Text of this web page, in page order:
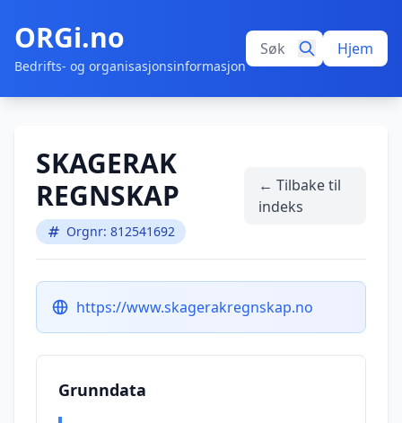
ORGi.no
Bedrifts- og organisasjonsinformasjon
Hjem
SKAGERAK
REGNSKAP
Orgnr: 812541692
← Tilbake til
indeks
https://www.skagerakregnskap.no
Grunndata